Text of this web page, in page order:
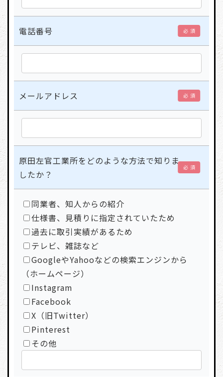
電話番号 必 須
メールアドレス 必 須
原田左官工業所をどのような方法で知りま
したか？
必 須
同業者、知人からの紹介
仕様書、見積りに指定されていたため
過去に取引実績があるため
テレビ、雑誌など
GoogleやYahooなどの検索エンジンから
（ホームページ）
Instagram
Facebook
X（旧Twitter）
Pinterest
その他